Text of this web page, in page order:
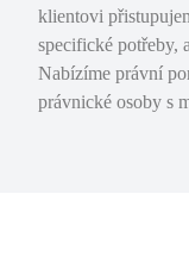
klientovi
specifické potřeby,
Nabízíme právní
právnické osoby s